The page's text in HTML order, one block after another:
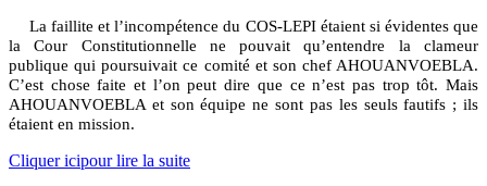
La faillite et l’incompétence du COS-LEPI étaient si évidentes que
la Cour Constitutionnelle ne pouvait qu’entendre la clameur
publique qui poursuivait ce comité et son chef AHOUANVOEBLA.
C’est chose faite et l’on peut dire que ce n’est pas trop tôt. Mais
AHOUANVOEBLA et son équipe ne sont pas les seuls fautifs ; ils
étaient en mission.
Cliquer icipour lire la suite